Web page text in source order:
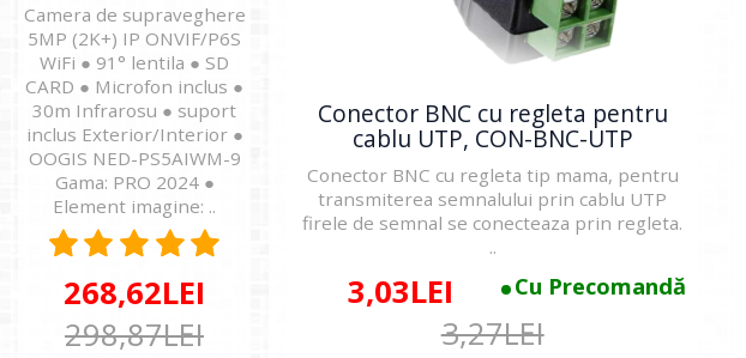
Camera de supraveghere
5MP (2K+) IP ONVIF/P6S
WiFi ● 91° lentila ● SD
CARD ● Microfon inclus ●
30m Infrarosu ● suport
inclus Exterior/Interior ●
OOGIS NED-PS5AIWM-9
Gama: PRO 2024 ●
Element imagine: ..
268,62LEI
298,87LEI
Conector BNC cu regleta pentru
cablu UTP, CON-BNC-UTP
Conector BNC cu regleta tip mama, pentru
transmiterea semnalului prin cablu UTP
firele de semnal se conecteaza prin regleta.
..
Cu Precomandă
3,03LEI
3,27LEI